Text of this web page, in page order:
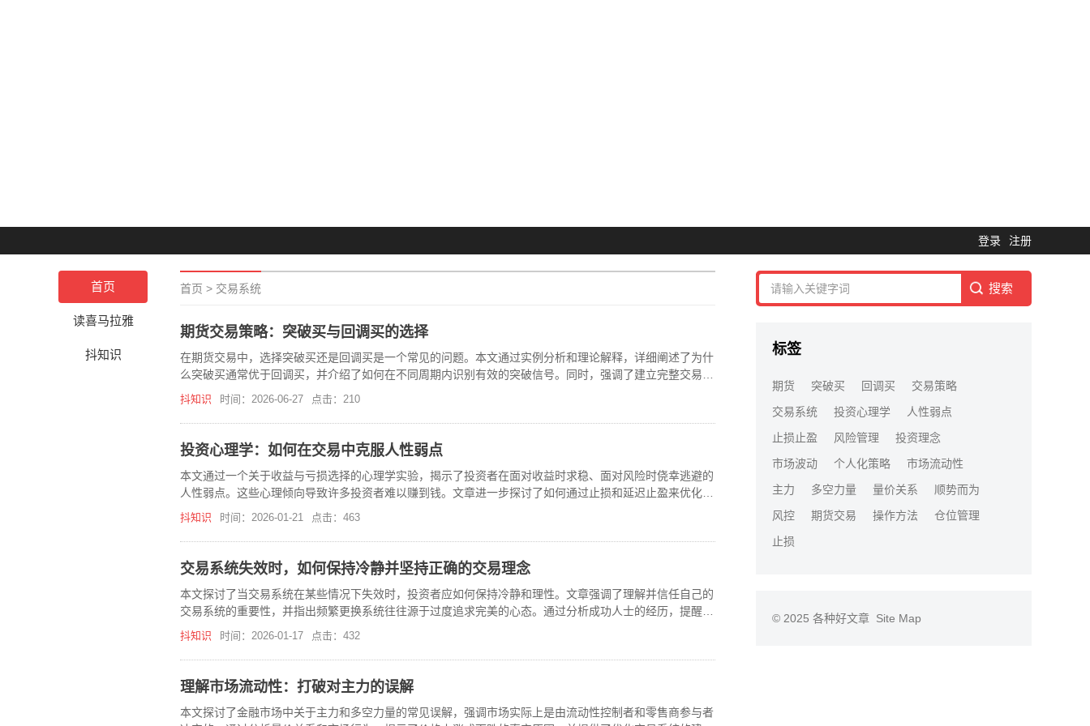
登录 注册
首页
读喜马拉雅
抖知识
首页 > 交易系统
期货交易策略：突破买与回调买的选择
在期货交易中，选择突破买还是回调买是一个常见的问题。本文通过实例分析和理论解释，详细阐述了为什
么突破买通常优于回调买，并介绍了如何在不同周期内识别有效的突破信号。同时，强调了建立完整交易系
统的重要性。
抖知识 时间：2026-06-27 点击：210
投资心理学：如何在交易中克服人性弱点
本文通过一个关于收益与亏损选择的心理学实验，揭示了投资者在面对收益时求稳、面对风险时侥幸逃避的
人性弱点。这些心理倾向导致许多投资者难以赚到钱。文章进一步探讨了如何通过止损和延迟止盈来优化交
易策略，并提出了构建清晰简单交易系统的方法。
抖知识 时间：2026-01-21 点击：463
交易系统失效时，如何保持冷静并坚持正确的交易理念
本文探讨了当交易系统在某些情况下失效时，投资者应如何保持冷静和理性。文章强调了理解并信任自己的
交易系统的重要性，并指出频繁更换系统往往源于过度追求完美的心态。通过分析成功人士的经历，提醒读
者接受市场波动的常态，并根据个人性格与目标构建合适的
抖知识 时间：2026-01-17 点击：432
理解市场流动性：打破对主力的误解
本文探讨了金融市场中关于主力和多空力量的常见误解，强调市场实际上是由流动性控制者和零售商参与者
标签
期货 突破买 回调买
交易策略
交易系统
投资心理学
人性弱点
止损止盈
风险管理
投资理念
市场波动
个人化策略
市场流动性
主力
多空力量 量价关系
顺势而为
风控
期货交易 操作方法
仓位管理
止损
© 2025 各种好文章 Site Map